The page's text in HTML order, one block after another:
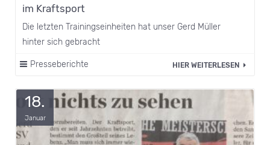
im Kraftsport
Die letzten Trainingseinheiten hat unser Gerd Müller
hinter sich gebracht
Presseberichte HIER WEITERLESEN
18.
Januar